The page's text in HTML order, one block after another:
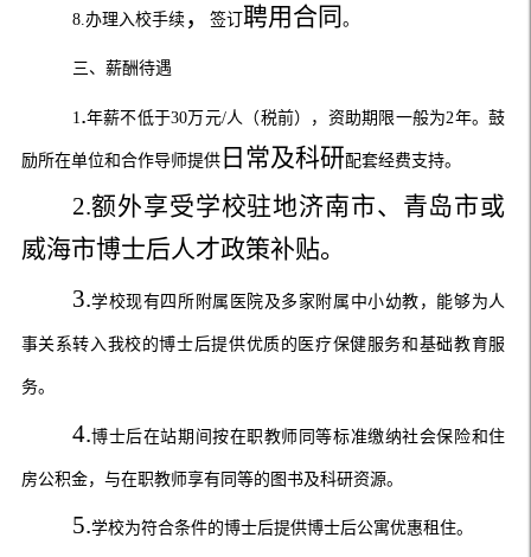
8. 办理入校手续， 签订聘用合同 。
三、薪酬待遇
1 .年薪不低于30 万元/人（税前），资助期限一般为2年。鼓
励所在单位和合作导师提供日常及科研配套经费支持。
2.额外享受学校驻地济南市、青岛市或
威海市博士后人才政策补贴。
3.学校现有四所附属医院及多家附属中小幼教，能够为人
事关系转入我校的博士后提供优质的医疗保健服务和基础教育服
务。
4.博士后在站期间按在职教师同等标准缴纳社会保险和住
房公积金，与在职教师享有同等的图书及科研资源。
5.学校为符合条件的博士后提供博士后公寓优惠租住。